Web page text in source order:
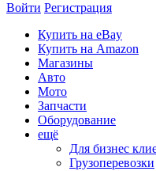
Войти Регистрация
Купить на eBay
Купить на Amazon
Магазины
Авто
Мото
Запчасти
Оборудование
ещё
Для бизнес
Грузоперевозки